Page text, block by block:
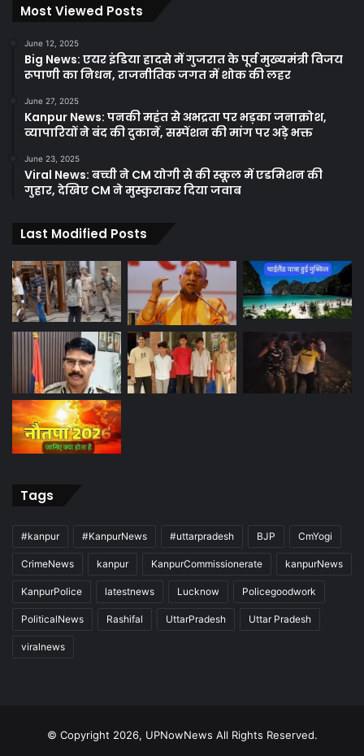
Most Viewed Posts
June 12, 2025
Big News: एयर इंडिया हादसे में गुजरात के पूर्व मुख्यमंत्री विजय
रूपाणी का निधन, राजनीतिक जगत में शोक की लहर
June 27, 2025
Kanpur News: पनकी महंत से अभद्रता पर भड़का जनाक्रोश,
व्यापारियों ने बंद की दुकानें, सस्पेंशन की मांग पर अड़े भक्त
June 23, 2025
Viral News: बच्ची ने CM योगी से की स्कूल में एडमिशन की
गुहार, देखिए CM ने मुस्कुराकर दिया जवाब
Last Modified Posts
Tags
#kanpur #KanpurNews #uttarpradesh BJP CmYogi
CrimeNews kanpur KanpurCommissionerate kanpurNews
KanpurPolice latestnews Lucknow Policegoodwork
PoliticalNews Rashifal UttarPradesh Uttar Pradesh
viralnews
© Copyright 2026, UPNowNews All Rights Reserved.